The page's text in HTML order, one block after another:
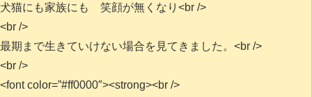
犬猫にも家族にも 笑顔が無くなり<br />
<br />
最期まで生きていけない場合を見てきました。<br />
<br />
<font color=”#ff0000″><strong><br />